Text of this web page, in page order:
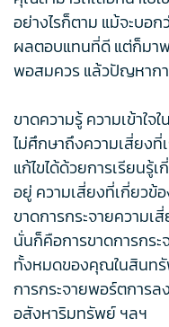
อย่างไรก็ตาม แม้จะบอก
ผลตอบแทนที่ดี แต่ก็มา
พอสมควร แล้วปัญหากา
ขาดความรู้ ความเข้าใ
ไม่ศึกษาถึงความเสี่ยง
แก้ไขได้ด้วยการเรียนรู้
อยู่ ความเสี่ยงที่เกี่ยวข้
ขาดการกระจายความ
นั่นก็คือการขาดการกร
ทั้งหมดของคุณในสินทรั
การกระจายพอร์ตการ
อสังหาริมทรัพย์ ฯลฯ